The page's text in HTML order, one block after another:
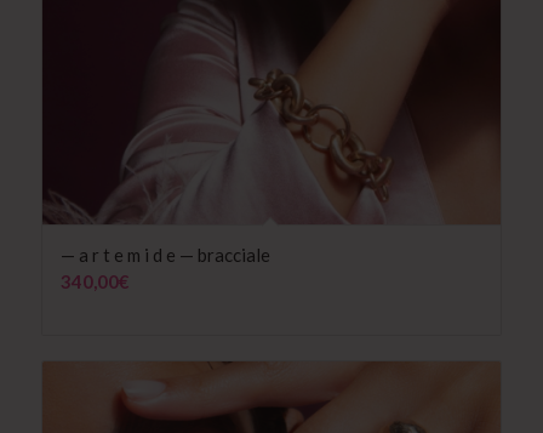
— a r t e m i d e — bracciale
340,00€